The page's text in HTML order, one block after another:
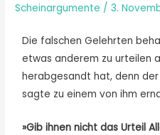
Scheinargumente /3.
Die falschen Gelehrten
etwas anderem zu urteilen
herabgesandt hat, denn
sagte zu einem von ihm
»Gib ihnen nicht das Urteil